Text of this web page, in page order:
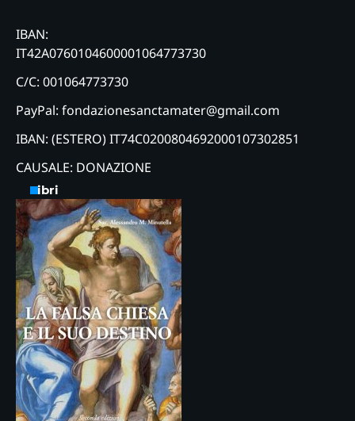
IBAN:
IT42A0760104600001064773730
C/C: 001064773730
PayPal: fondazionesanctamater@gmail.com
IBAN: (ESTERO) IT74C0200804692000107302851
CAUSALE: DONAZIONE
Libri